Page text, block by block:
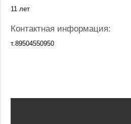
11 лет
Контактная информация:
т.89504550950